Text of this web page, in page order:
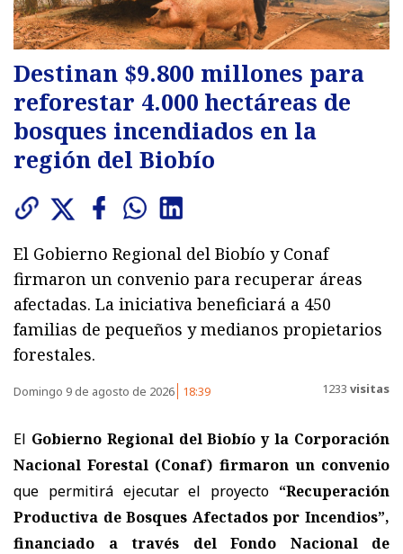
Destinan $9.800 millones para
reforestar 4.000 hectáreas de
bosques incendiados en la
región del Biobío
El Gobierno Regional del Biobío y Conaf
firmaron un convenio para recuperar áreas
afectadas. La iniciativa beneficiará a 450
familias de pequeños y medianos propietarios
forestales.
Domingo 9 de agosto de 2026 18:39 1233 visitas
El Gobierno Regional del Biobío y la Corporación
Nacional Forestal (Conaf) firmaron un convenio
que permitirá ejecutar el proyecto “Recuperación
Productiva de Bosques Afectados por Incendios”,
financiado a través del Fondo Nacional de